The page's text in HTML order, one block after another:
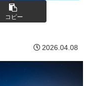
コピー
2026.04.08